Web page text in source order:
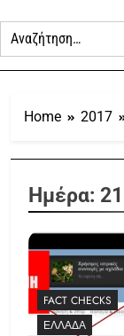
Home 2017
Ημέρα:
FACT CHECKS
ΕΛΛΆΔΑ